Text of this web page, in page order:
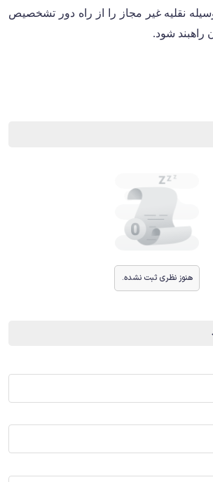
نقلیه غیر مجاز را از راه دور تشخصیص
راهبند شود.
هنوز نظری ثبت نشده.